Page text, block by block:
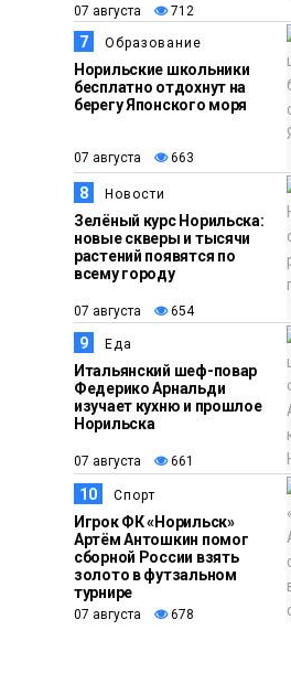
07 августа 712
7 Образование
Норильские школьники
бесплатно отдохнут на
берегу Японского моря
07 августа 663
8 Новости
Зелёный курс Норильска:
новые скверы и тысячи
растений появятся по
всему городу
07 августа 654
9 Еда
Итальянский шеф-повар
Федерико Арнальди
изучает кухню и прошлое
Норильска
07 августа 661
10 Спорт
Игрок ФК «Норильск»
Артём Антошкин помог
сборной России взять
золото в футзальном
турнире
07 августа 678